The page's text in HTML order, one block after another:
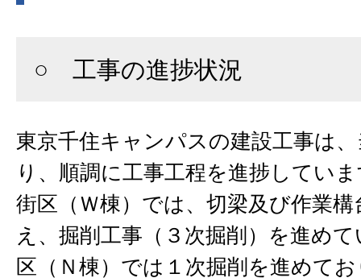
○ 工事の進捗状況
東京千住キャンパスの建設工事は
り、順調に工事工程を進捗してい
街区（Ｗ棟）では、切梁及び作業
え、掘削工事（３次掘削）を進め
区（Ｎ棟）では１次掘削を進めて